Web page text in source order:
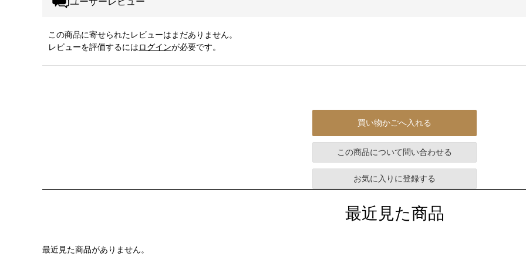
この商品に寄せられたレビューはまだありません。
レビューを評価するにはログインが必要です。
買い物かごへ入れる
この商品について問い合わせる
お気に入りに登録する
最近見た商品
最近見た商品がありません。